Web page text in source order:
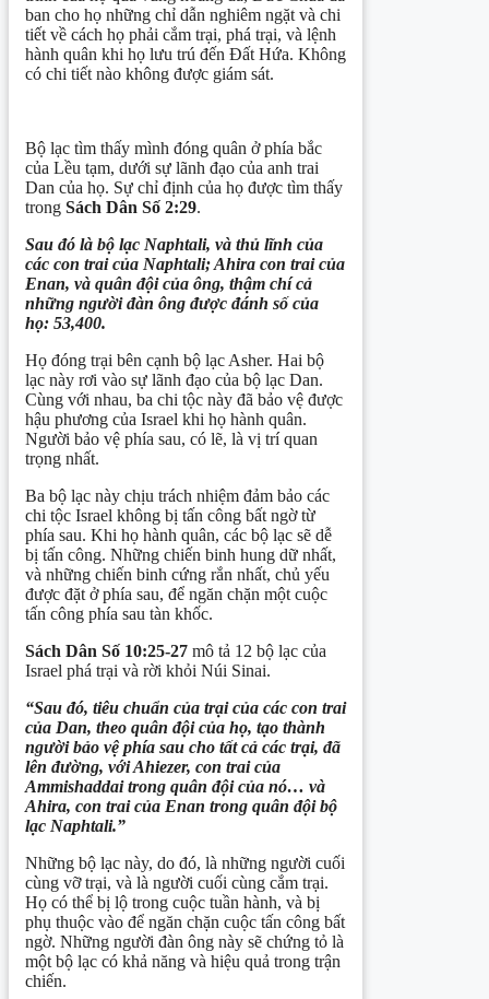
ban cho họ những chỉ dẫn nghiêm ngặt và chi
tiết về cách họ phải cắm trại, phá trại, và lệnh
hành quân khi họ lưu trú đến Đất Hứa. Không
có chi tiết nào không được giám sát.
Bộ lạc tìm thấy mình đóng quân ở phía bắc
của Lều tạm, dưới sự lãnh đạo của anh trai
Dan của họ. Sự chỉ định của họ được tìm thấy
trong Sách Dân Số 2:29.
Sau đó là bộ lạc Naphtali, và thủ lĩnh của
các con trai của Naphtali; Ahira con trai của
Enan, và quân đội của ông, thậm chí cả
những người đàn ông được đánh số của
họ: 53,400.
Họ đóng trại bên cạnh bộ lạc Asher. Hai bộ
lạc này rơi vào sự lãnh đạo của bộ lạc Dan.
Cùng với nhau, ba chi tộc này đã bảo vệ được
hậu phương của Israel khi họ hành quân.
Người bảo vệ phía sau, có lẽ, là vị trí quan
trọng nhất.
Ba bộ lạc này chịu trách nhiệm đảm bảo các
chi tộc Israel không bị tấn công bất ngờ từ
phía sau. Khi họ hành quân, các bộ lạc sẽ dễ
bị tấn công. Những chiến binh hung dữ nhất,
và những chiến binh cứng rắn nhất, chủ yếu
được đặt ở phía sau, để ngăn chặn một cuộc
tấn công phía sau tàn khốc.
Sách Dân Số 10:25-27 mô tả 12 bộ lạc của
Israel phá trại và rời khỏi Núi Sinai.
“Sau đó, tiêu chuẩn của trại của các con trai
của Dan, theo quân đội của họ, tạo thành
người bảo vệ phía sau cho tất cả các trại, đã
lên đường, với Ahiezer, con trai của
Ammishaddai trong quân đội của nó… và
Ahira, con trai của Enan trong quân đội bộ
lạc Naphtali.”
Những bộ lạc này, do đó, là những người cuối
cùng vỡ trại, và là người cuối cùng cắm trại.
Họ có thể bị lộ trong cuộc tuần hành, và bị
phụ thuộc vào để ngăn chặn cuộc tấn công bất
ngờ. Những người đàn ông này sẽ chứng tỏ là
một bộ lạc có khả năng và hiệu quả trong trận
chiến.